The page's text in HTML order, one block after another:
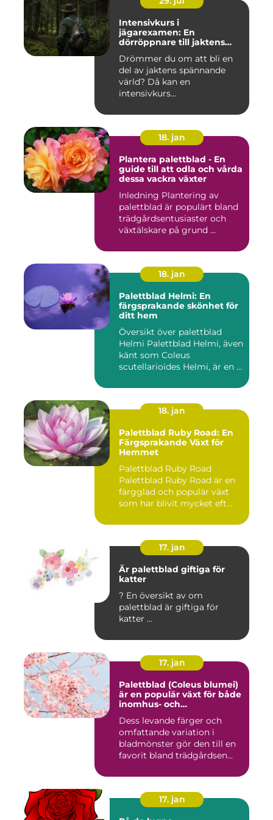
Intensivkurs i
jägarexamen: En
dörröppnare till jaktens
Drömmer du om att bli en
del av jaktens spännande
värld? Då kan en
intensivkurs...
18. jan
Plantera palettblad - En
guide till att odla och vårda
dessa vackra växter
Inledning Plantering av
palettblad är populärt bland
trädgårdsentusiaster och
växtälskare på grund ...
18. jan
Palettblad Helmi: En
färgsprakande skönhet för
ditt hem
Översikt över palettblad
Helmi Palettblad Helmi, även
känt som Coleus
scutellarioides Helmi, är en ...
18. jan
Palettblad Ruby Road: En
Färgsprakande Växt för
Hemmet
Palettblad Ruby Road
Palettblad Ruby Road är en
färgglad och populär växt
som har blivit mycket eft...
17. jan
Är palettblad giftiga för
katter
? En översikt av om
palettblad är giftiga för
katter ...
17. jan
Palettblad (Coleus blumei)
är en populär växt för både
inomhus- och
Dess levande färger och
omfattande variation i
bladmönster gör den till en
favorit bland trädgårdsen...
17. jan